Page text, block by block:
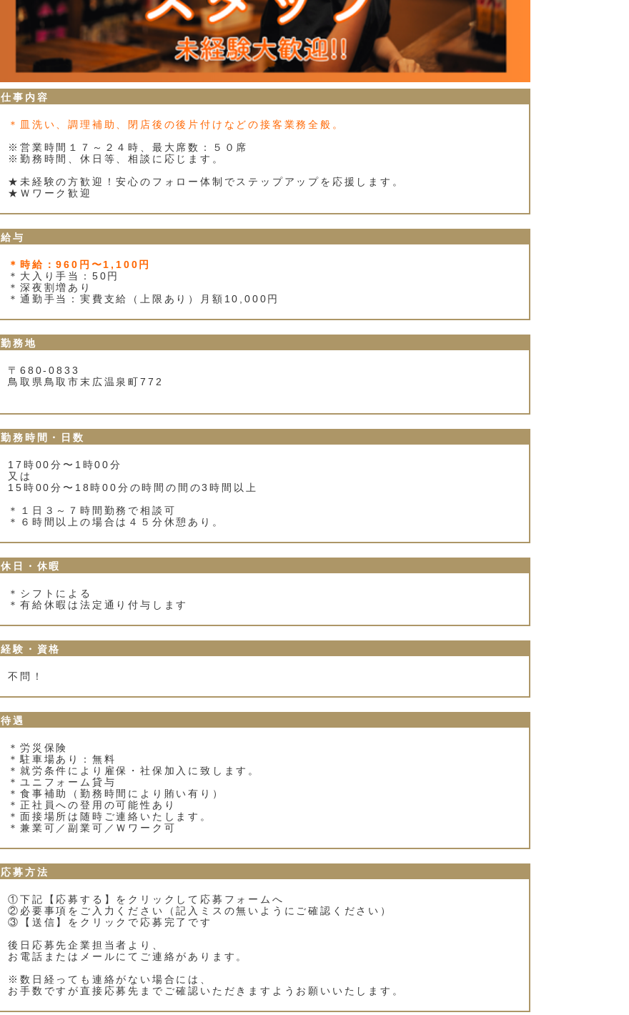
仕事内容
＊皿洗い、調理補助、閉店後の後片付けなどの接客業務全般。
※営業時間１７～２４時、最大席数：５０席
※勤務時間、休日等、相談に応じます。
★未経験の方歓迎！安心のフォロー体制でステップアップを応援します。
★Ｗワーク歓迎
給与
＊時給：960円〜1,100円
＊大入り手当：50円
＊深夜割増あり
＊通勤手当：実費支給（上限あり）月額10,000円
勤務地
〒680-0833
鳥取県鳥取市末広温泉町772
勤務時間・日数
17時00分〜1時00分
又は
15時00分〜18時00分の時間の間の3時間以上
＊１日３～７時間勤務で相談可
＊６時間以上の場合は４５分休憩あり。
休日・休暇
＊シフトによる
＊有給休暇は法定通り付与します
経験・資格
不問！
待遇
＊労災保険
＊駐車場あり：無料
＊就労条件により雇保・社保加入に致します。
＊ユニフォーム貸与
＊食事補助（勤務時間により賄い有り）
＊正社員への登用の可能性あり
＊面接場所は随時ご連絡いたします。
＊兼業可／副業可／Ｗワーク可
応募方法
①下記【応募する】をクリックして応募フォームへ
②必要事項をご入力ください（記入ミスの無いようにご確認ください）
③【送信】をクリックで応募完了です
後日応募先企業担当者より、
お電話またはメールにてご連絡があります。
※数日経っても連絡がない場合には、
お手数ですが直接応募先までご確認いただきますようお願いいたします。